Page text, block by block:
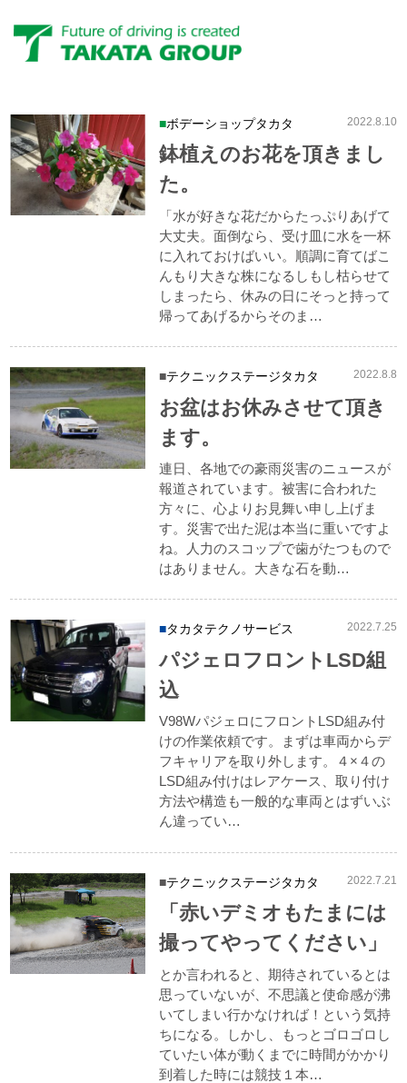
ブログ
ボデーショップタカタ 2022.8.10
鉢植えのお花を頂きまし
た。
「水が好きな花だからたっぷりあげて
大丈夫。面倒なら、受け皿に水を一杯
に入れておけばいい。順調に育てばこ
んもり大きな株になるしもし枯らせて
しまったら、休みの日にそっと持って
帰ってあげるからそのま…
テクニックステージタカタ 2022.8.8
お盆はお休みさせて頂き
ます。
連日、各地での豪雨災害のニュースが
報道されています。被害に合われた
方々に、心よりお見舞い申し上げま
す。災害で出た泥は本当に重いですよ
ね。人力のスコップで歯がたつもので
はありません。大きな石を動…
タカタテクノサービス 2022.7.25
パジェロフロントLSD組
込
V98WパジェロにフロントLSD組み付
けの作業依頼です。まずは車両からデ
フキャリアを取り外します。４×４の
LSD組み付けはレアケース、取り付け
方法や構造も一般的な車両とはずいぶ
ん違ってい…
テクニックステージタカタ 2022.7.21
「赤いデミオもたまには
撮ってやってください」
とか言われると、期待されているとは
思っていないが、不思議と使命感が沸
いてしまい行かなければ！という気持
ちになる。しかし、もっとゴロゴロし
ていたい体が動くまでに時間がかかり
到着した時には競技１本…